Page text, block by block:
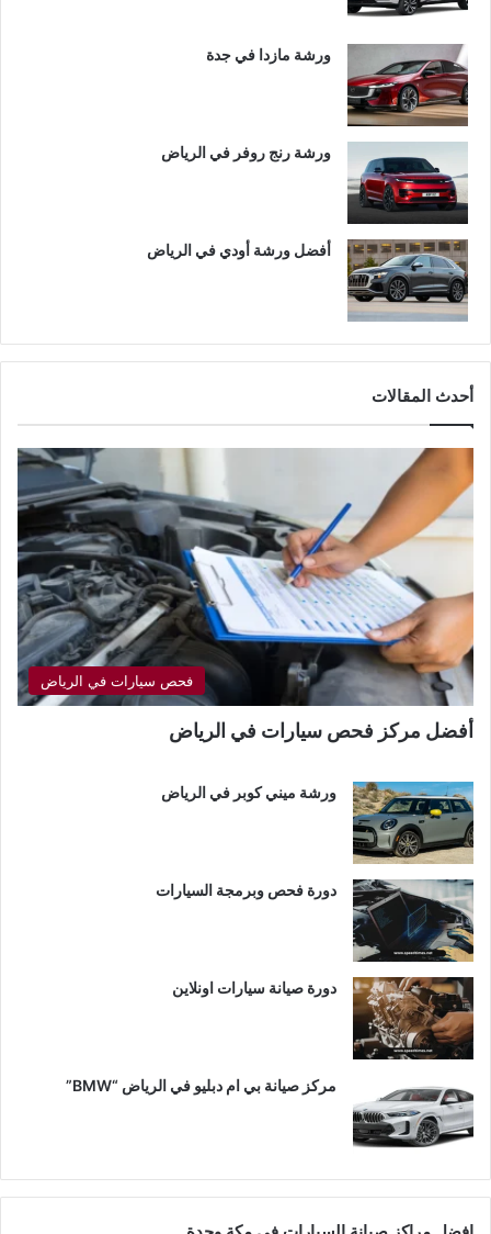
ورشة مازدا في جدة
ورشة رنج روفر في الرياض
أفضل ورشة أودي في الرياض
أحدث المقالات
فحص سيارات في الرياض
أفضل مركز فحص سيارات في الرياض
ورشة ميني كوبر في الرياض
دورة فحص وبرمجة السيارات
دورة صيانة سيارات اونلاين
مركز صيانة بي ام دبليو في الرياض “BMW”